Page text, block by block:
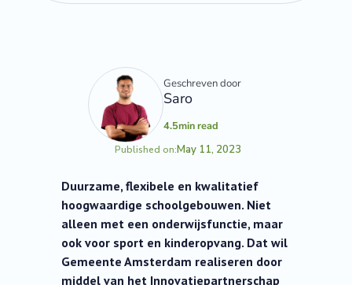
Geschreven door
Saro
4.5min read
Published on:May 11, 2023
Duurzame, flexibele en kwalitatief
hoogwaardige schoolgebouwen. Niet
alleen met een onderwijsfunctie, maar
ook voor sport en kinderopvang. Dat wil
Gemeente Amsterdam realiseren door
middel van het Innovatiepartnerschap